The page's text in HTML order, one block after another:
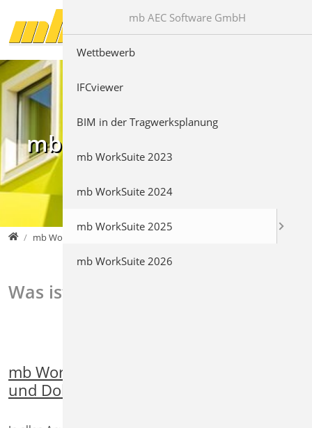
Direkt zur Hauptnavigation springen
Direkt zum Inhalt springen
mb WorkSuite 2025
mb AEC Software GmbH
mb WorkSuite 2025
Was ist neu in mb WorkSuite 2025
mb WorkSuite - Ausgaben
und Dokumentation
mb AEC Software GmbH
Wettbewerb
IFCviewer
BIM in der Tragwerksplanung
mb WorkSuite 2023
mb WorkSuite 2024
mb WorkSuite 2025
mb WorkSuite 2026